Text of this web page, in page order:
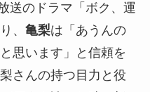
送のドラマ「ボク、運
、 亀梨は「あうんの
思います」と信頼を
さんの持つ目力と役